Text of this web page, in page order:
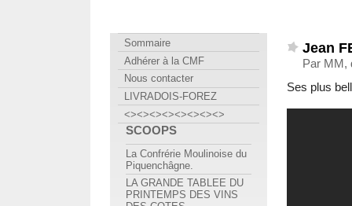
Jean
Par MM,
Ses plus
Sommaire
Adhérer à la CMF
Nous contacter
LIVRADOIS-FOREZ
<><><><><><><><>
SCOOPS
La Confrérie Moulinoise du
Piquenchâgne.
LA GRANDE TABLEE DU
PRINTEMPS DES VINS